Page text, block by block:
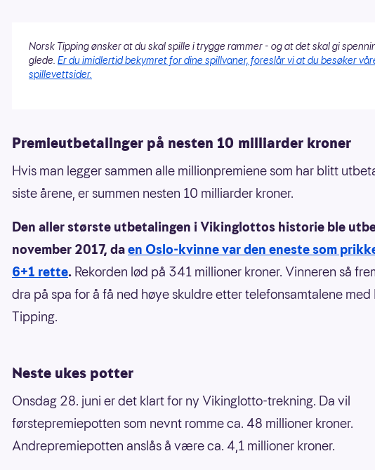
Norsk Tipping ønsker at du skal spille i trygge rammer - og at det skal gi
glede. Er du imidlertid bekymret for dine spillvaner, foreslår vi at du besøker
spillevettsider.
Premieutbetalinger på nesten 10 milliarder kroner
Hvis man legger sammen alle millionpremiene som har blitt
siste årene, er summen nesten 10 milliarder kroner.
Den aller største utbetalingen i Vikinglottos historie ble
november 2017, daen Oslo-kvinne var den eneste som
6+1 rette. Rekorden lød på 341 millioner kroner. Vinneren så
dra på spa for å få ned høye skuldre etter telefonsamtalene med
Tipping.
Neste ukes potter
Onsdag 28. juni er det klart for ny Vikinglotto-trekning. Da vil
førstepremiepotten som nevnt romme ca. 48 millioner kroner.
Andrepremiepotten anslås å være ca. 4,1 millioner kroner.